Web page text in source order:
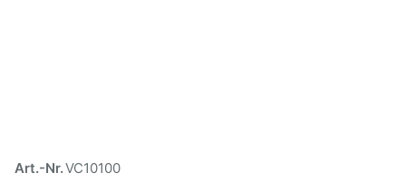
Art.-Nr.VC10100